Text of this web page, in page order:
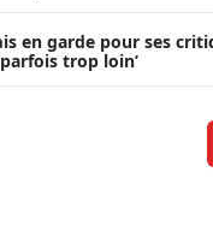
en garde pour ses
trop loin’